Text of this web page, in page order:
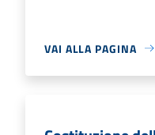
VAI ALLA PAGINA